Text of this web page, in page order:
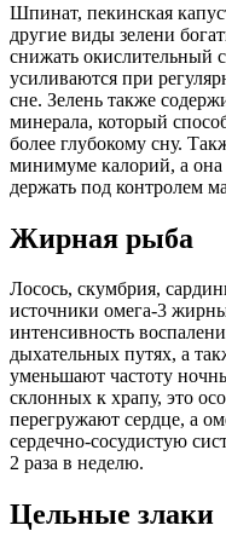
Шпинат, пекинская
другие виды зелени
снижать окислительный
усиливаются при
сне. Зелень также
минерала, который
более глубокому сну.
минимуме калорий, а она
держать под контролем
Жирная рыба
Лосось, скумбрия,
источники омега‑3
интенсивность
дыхательных путях, а
уменьшают частоту
склонных к храпу, это
перегружают сердце, а
сердечно‑сосудистую
2 раза в неделю.
Цельные злаки